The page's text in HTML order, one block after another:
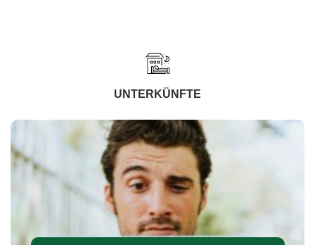
UNTERKÜNFTE